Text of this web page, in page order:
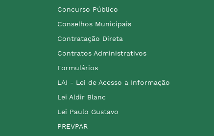
Concurso Público
Conselhos Municipais
Contratação Direta
Contratos Administrativos
Formulários
LAI - Lei de Acesso a Informação
Lei Aldir Blanc
Lei Paulo Gustavo
PREVPAR